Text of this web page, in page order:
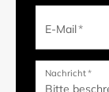
E-Mail*
Nachricht*